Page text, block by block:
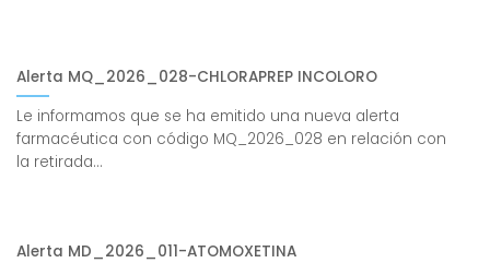
Alerta MQ_2026_028-CHLORAPREP INCOLORO
Le informamos que se ha emitido una nueva alerta
farmacéutica con código MQ_2026_028 en relación con
la retirada...
Alerta MD_2026_011-ATOMOXETINA